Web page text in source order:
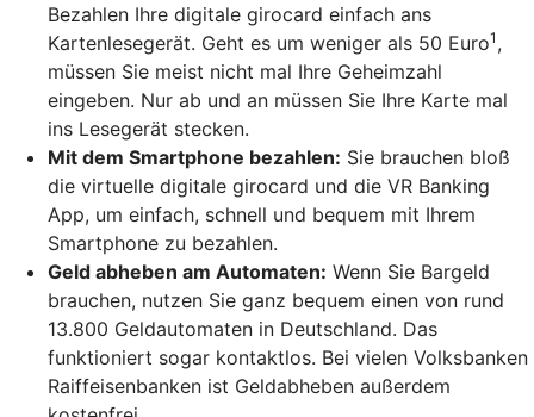
Bezahlen Ihre digitale girocard einfach ans
Kartenlesegerät. Geht es um weniger als 50 Euro1 ,
müssen Sie meist nicht mal Ihre Geheimzahl
eingeben. Nur ab und an müssen Sie Ihre Karte mal
ins Lesegerät stecken.
Mit dem Smartphone bezahlen: Sie brauchen bloß
die virtuelle digitale girocard und die VR Banking
App, um einfach, schnell und bequem mit Ihrem
Smartphone zu bezahlen.
Geld abheben am Automaten: Wenn Sie Bargeld
brauchen, nutzen Sie ganz bequem einen von rund
13.800 Geldautomaten in Deutschland. Das
funktioniert sogar kontaktlos. Bei vielen Volksbanken
Raiffeisenbanken ist Geldabheben außerdem